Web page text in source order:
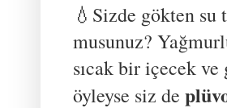
💧Sizde gökten su
musunuz?
sıcak bir içecek
öyleyse siz de